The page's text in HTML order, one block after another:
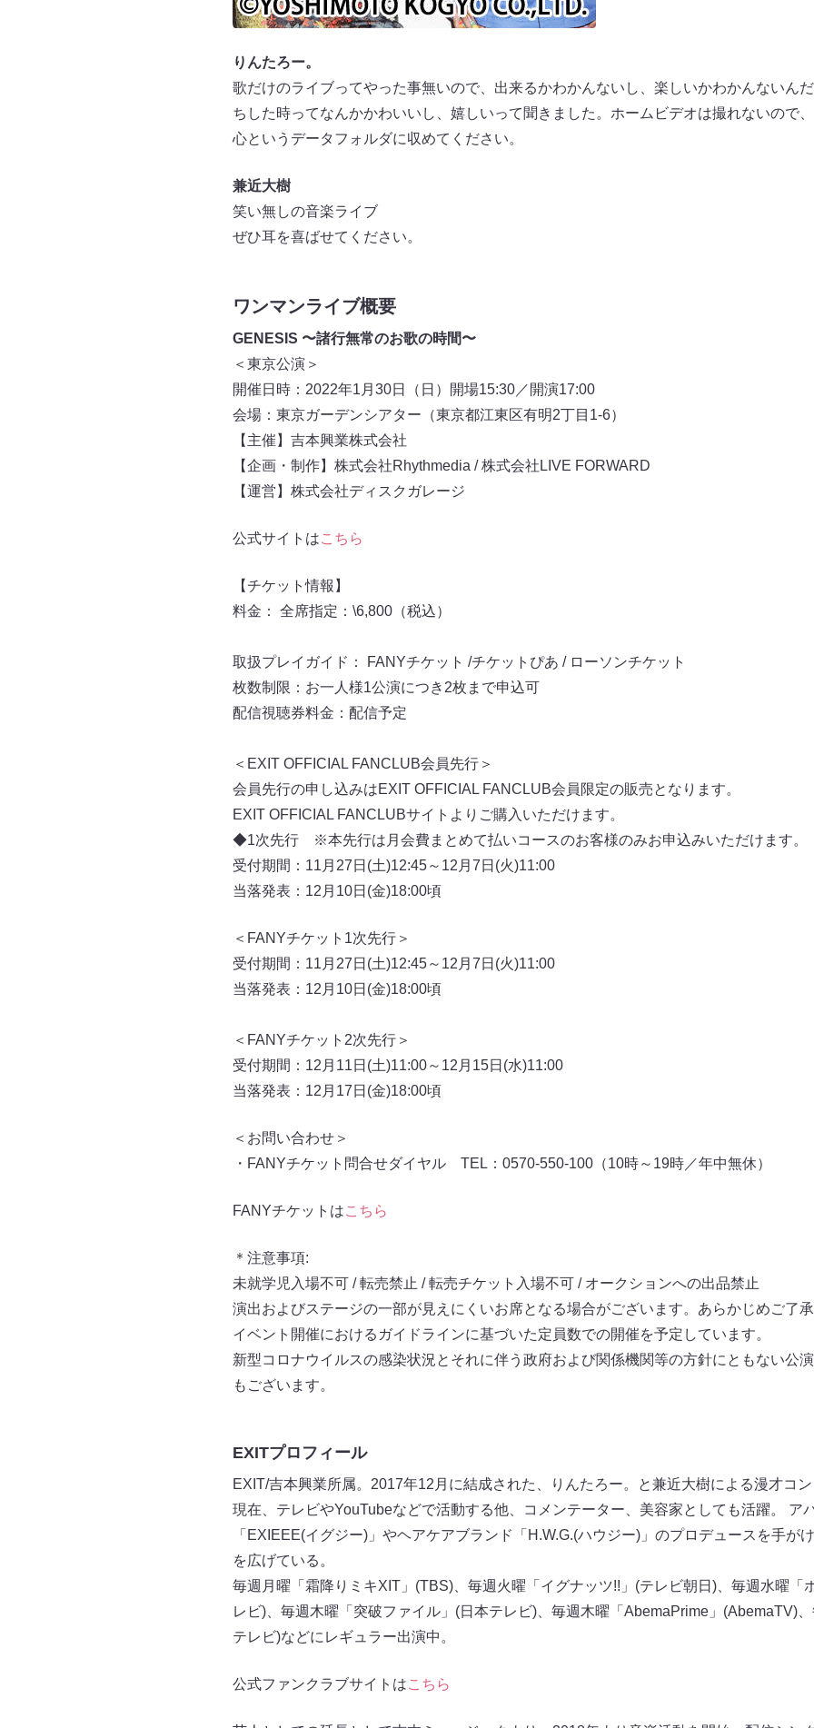
りんたろー。
歌だけのライブってやった事無いので、出来るかわかんないし、楽しいかわかんないん
ちした時ってなんかかわいいし、嬉しいって聞きました。ホームビデオは撮れないので
心というデータフォルダに収めてください。
兼近大樹
笑い無しの音楽ライブ
ぜひ耳を喜ばせてください。
ワンマンライブ概要
GENESIS 〜諸行無常のお歌の時間〜
＜東京公演＞
開催日時：2022年1月30日（日）開場15:30／開演17:00
会場：東京ガーデンシアター（東京都江東区有明2丁目1-6）
【主催】吉本興業株式会社
【企画・制作】株式会社Rhythmedia / 株式会社LIVE FORWARD
【運営】株式会社ディスクガレージ
公式サイトはこちら
【チケット情報】
料⾦： 全席指定：\6,800（税込）
取扱プレイガイド： FANYチケット /チケットぴあ / ローソンチケット
枚数制限：お⼀⼈様1公演につき2枚まで申込可
配信視聴券料⾦：配信予定
＜EXIT OFFICIAL FANCLUB会員先行＞
会員先行の申し込みはEXIT OFFICIAL FANCLUB会員限定の販売となります。
EXIT OFFICIAL FANCLUBサイトよりご購入いただけます。
◆1次先行 ※本先行は月会費まとめて払いコースのお客様のみお申込みいただけます。
受付期間：11月27日(土)12:45～12月7日(火)11:00
当落発表：12月10日(金)18:00頃
＜FANYチケット1次先行＞
受付期間：11月27日(土)12:45～12月7日(火)11:00
当落発表：12月10日(金)18:00頃
＜FANYチケット2次先行＞
受付期間：12月11日(土)11:00～12月15日(水)11:00
当落発表：12月17日(金)18:00頃
＜お問い合わせ＞
・FANYチケット問合せダイヤル TEL：0570-550-100（10時～19時／年中無休）
FANYチケットはこちら
＊注意事項:
未就学児⼊場不可 / 転売禁⽌ / 転売チケット⼊場不可 / オークションへの出品禁⽌
演出およびステージの⼀部が⾒えにくいお席となる場合がございます。あらかじめご了承
イベント開催におけるガイドラインに基づいた定員数での開催を予定しています。
新型コロナウイルスの感染状況とそれに伴う政府および関係機関等の⽅針にともない公
もございます。
EXITプロフィール
EXIT/吉本興業所属。2017年12月に結成された、りんたろー。と兼近大樹による漫才コン
現在、テレビやYouTubeなどで活動する他、コメンテーター、美容家としても活躍。 ア
「EXIEEE(イグジー)」やヘアケアブランド「H.W.G.(ハウジー)」のプロデュースを手が
を広げている。
毎週月曜「霜降りミキXIT」(TBS)、毎週火曜「イグナッツ!!」(テレビ朝日)、毎週水曜「
レビ)、毎週木曜「突破ファイル」(日本テレビ)、毎週木曜「AbemaPrime」(AbemaTV)
テレビ)などにレギュラー出演中。
公式ファンクラブサイトはこちら